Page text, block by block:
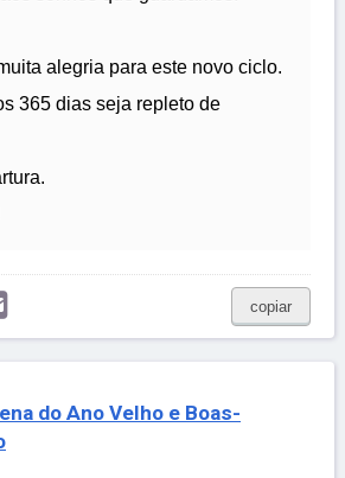
alegria para este novo ciclo.
365 dias seja repleto de
copiar
do Ano Velho e Boas-